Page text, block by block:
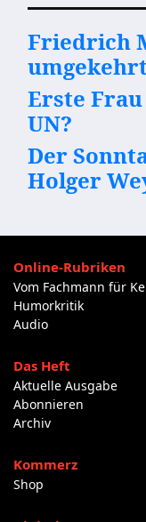
Friedrich
Erste
UN?
Der
Holger
Online-Rubriken
Vom Fachmann für
Humorkritik
Audio
Das Heft
Aktuelle Ausgabe
Abonnieren
Archiv
Kommerz
Shop